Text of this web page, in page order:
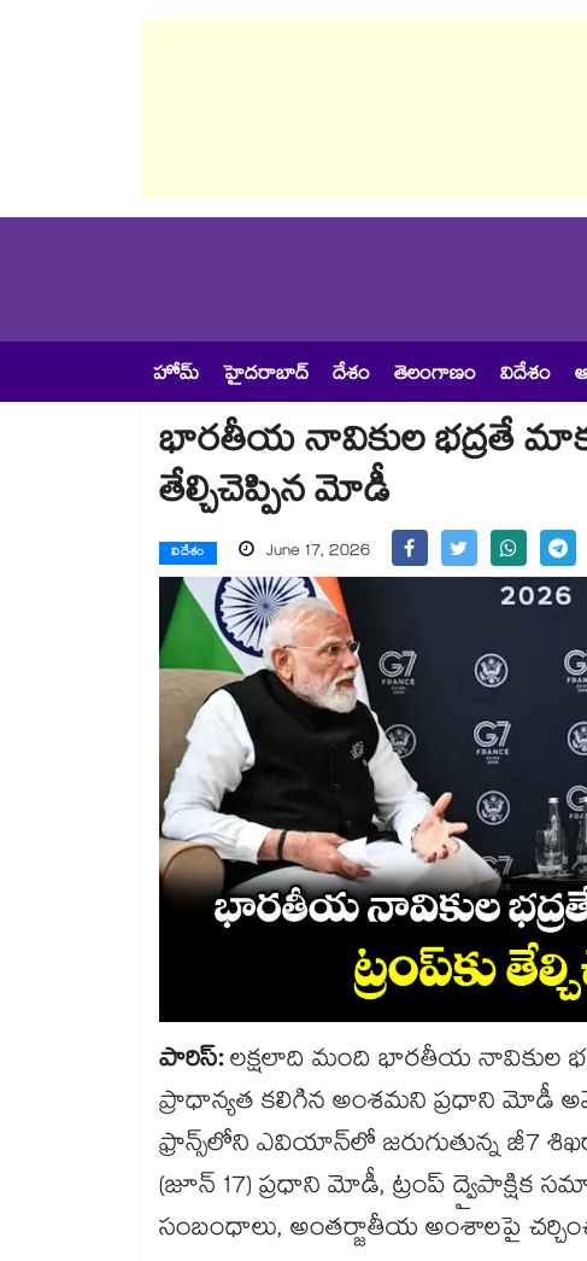
హోమ్ హైదరాబాద్ దేశం తెలంగాణం విదేశం
భారతీయ నావికుల భద్రతే మాకు
తేల్చిచెప్పిన మోడీ
విదేశం June 17, 2026
పారిస్:లక్షలాది మంది భారతీయ నావికుల
ప్రాధాన్యత కలిగిన అంశమని ప్రధాని మోడీ
ఫ్రాన్స్‌లోని ఎవియాన్‌లో జరుగుతున్న జీ7
(జూన్ 17) ప్రధాని మోడీ, ట్రంప్
సంబంధాలు, అంతర్జాతీయ అంశాలపై